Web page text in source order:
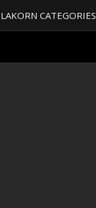
LAKORN CATEGORIES